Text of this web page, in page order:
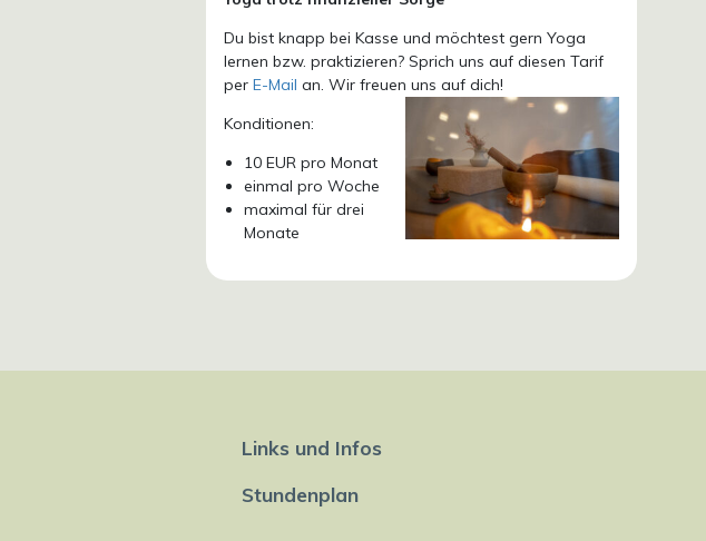
Du bist knapp bei Kasse und möchtest gern Yoga
lernen bzw. praktizieren? Sprich uns auf diesen Tarif
perE-Mail an. Wir freuen uns auf dich!
Konditionen:
10 EUR pro Monat
einmal pro Woche
maximal für drei
Monate
Links und Infos
Stundenplan